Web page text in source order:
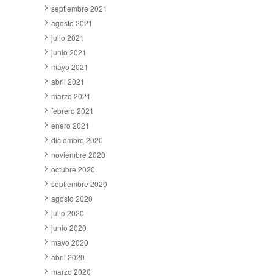
septiembre 2021
agosto 2021
julio 2021
junio 2021
mayo 2021
abril 2021
marzo 2021
febrero 2021
enero 2021
diciembre 2020
noviembre 2020
octubre 2020
septiembre 2020
agosto 2020
julio 2020
junio 2020
mayo 2020
abril 2020
marzo 2020